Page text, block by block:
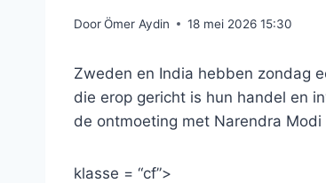
DoorÖmer Aydin 18 mei 2026 15:30
Zweden en India hebben zondag
die erop gericht is hun handel en
de ontmoeting met Narendra
klasse = “cf”>